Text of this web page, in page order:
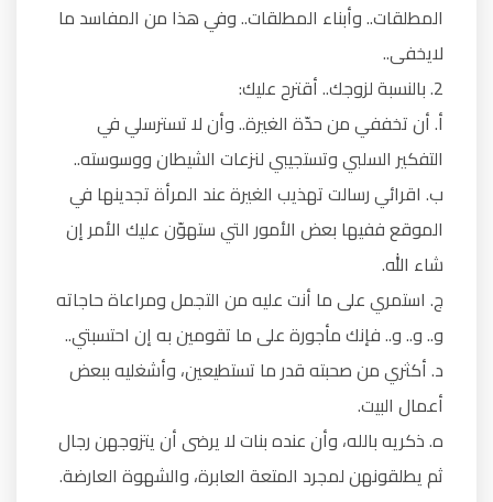
المطلقات.. وأبناء المطلقات.. وفي هذا من المفاسد ما
لايخفى..
2. بالنسبة لزوجك.. أقترح عليك:
‌أ. أن تخففي من حدّة الغيرة.. وأن لا تسترسلي في
التفكير السلبي وتستجيبي لنزعات الشيطان ووسوسته..
‌ب. اقرائي رسالت تهذيب الغيرة عند المرأة تجدينها في
الموقع ففيها بعض الأمور التي ستهوّن عليك الأمر إن
شاء الله.
‌ج. استمري على ما أنت عليه من التجمل ومراعاة حاجاته
و.. و.. و.. فإنك مأجورة على ما تقومين به إن احتسبتي..
‌د. أكثري من صحبته قدر ما تستطيعين، وأشغليه ببعض
أعمال البيت.
‌ه. ذكريه بالله، وأن عنده بنات لا يرضى أن يتزوجهن رجال
ثم يطلقونهن لمجرد المتعة العابرة، والشهوة العارضة.